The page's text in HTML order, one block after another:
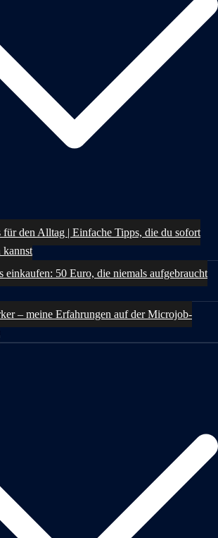
für den Alltag | Einfache Tipps, die du sofort
kannst
einkaufen: 50 Euro, die niemals aufgebraucht
– meine Erfahrungen auf der Microjob-